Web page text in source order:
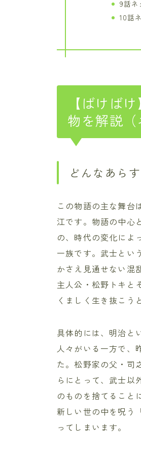
9話ネ
10話
【ばけば
物を解説（
どんなあら
この物語の主な舞台
江です。物語の中心
の、時代の変化によ
一族です。武士とい
かさえ見通せない混
主人公・松野トキと
くましく生き抜こう
具体的には、明治と
人々がいる一方で、
た。松野家の父・司
らにとって、武士以
のものを捨てること
新しい世の中を呪う
ってしまいます。